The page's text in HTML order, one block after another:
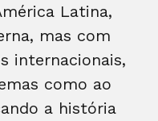
Latina,
mas com
internacionais,
como ao
a história